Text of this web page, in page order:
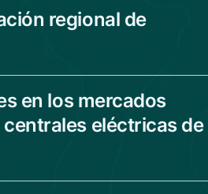
regional de
en los mercados
eléctricas de